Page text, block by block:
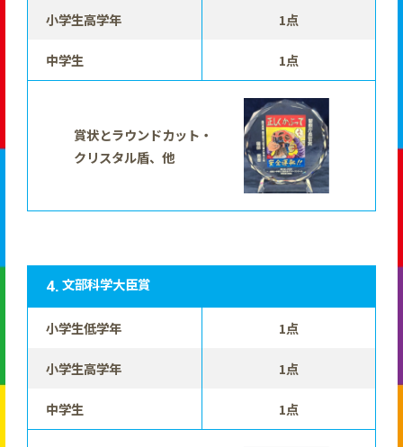
小学生高学年 1点
中学生 1点
賞状とラウンドカット・
クリスタル盾、他
文部科学大臣賞
小学生低学年 1点
小学生高学年 1点
中学生 1点